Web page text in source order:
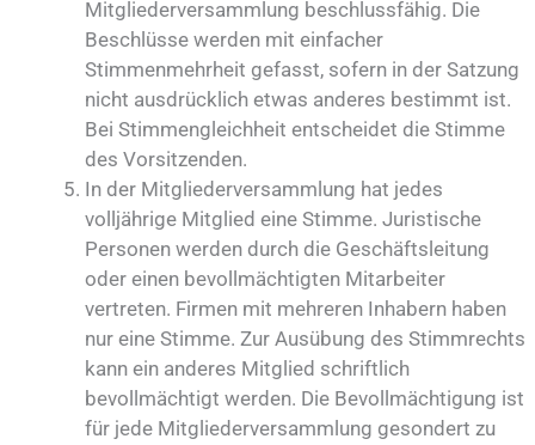
Mitgliederversammlung beschlussfähig. Die
Beschlüsse werden mit einfacher
Stimmenmehrheit gefasst, sofern in der Satzung
nicht ausdrücklich etwas anderes bestimmt ist.
Bei Stimmengleichheit entscheidet die Stimme
des Vorsitzenden.
In der Mitgliederversammlung hat jedes
volljährige Mitglied eine Stimme. Juristische
Personen werden durch die Geschäftsleitung
oder einen bevollmächtigten Mitarbeiter
vertreten. Firmen mit mehreren Inhabern haben
nur eine Stimme. Zur Ausübung des Stimmrechts
kann ein anderes Mitglied schriftlich
bevollmächtigt werden. Die Bevollmächtigung ist
für jede Mitgliederversammlung gesondert zu